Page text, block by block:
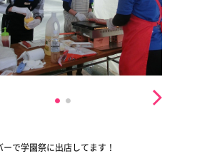
で学園祭に出店してます！